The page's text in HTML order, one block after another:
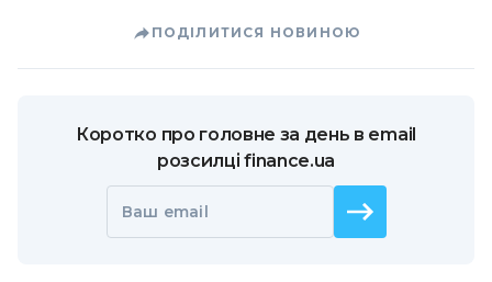
ПОДІЛИТИСЯ НОВИНОЮ
Коротко про головне за день в email
розсилці finance.ua
Ваш email